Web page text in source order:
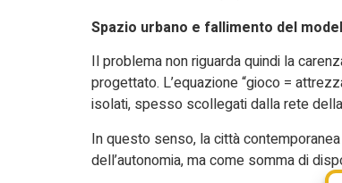
Spazio urbano e fallimento del
Il problema non riguarda quindi la
progettato. L’equazione “gioco =
isolati, spesso scollegati dalla rete
In questo senso, la città
dell’autonomia, ma come somma di